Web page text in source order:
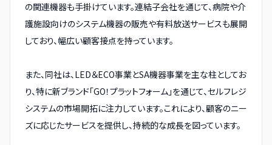
の関連機器も手掛けています。連結子会社を通じて、病院や介
護施設向けのシステム機器の販売や有料放送サービスも展開
しており、幅広い顧客接点を持っています。
また、同社は、LED＆ECO事業とSA機器事業を主な柱としてお
り、特に新ブランド「GO！プラットフォーム」を通じて、セルフレジ
システムの市場開拓に注力しています。これにより、顧客のニー
ズに応じたサービスを提供し、持続的な成長を図っています。